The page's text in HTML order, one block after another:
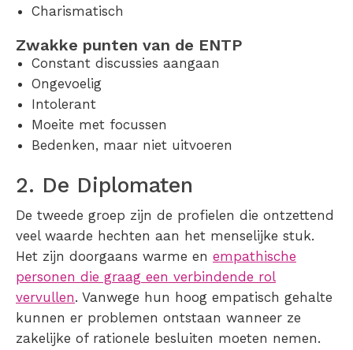
Charismatisch
Zwakke punten van de ENTP
Constant discussies aangaan
Ongevoelig
Intolerant
Moeite met focussen
Bedenken, maar niet uitvoeren
2. De Diplomaten
De tweede groep zijn de profielen die ontzettend
veel waarde hechten aan het menselijke stuk.
Het zijn doorgaans warme en empathische
personen die graag een verbindende rol
vervullen. Vanwege hun hoog empatisch gehalte
kunnen er problemen ontstaan wanneer ze
zakelijke of rationele besluiten moeten nemen.